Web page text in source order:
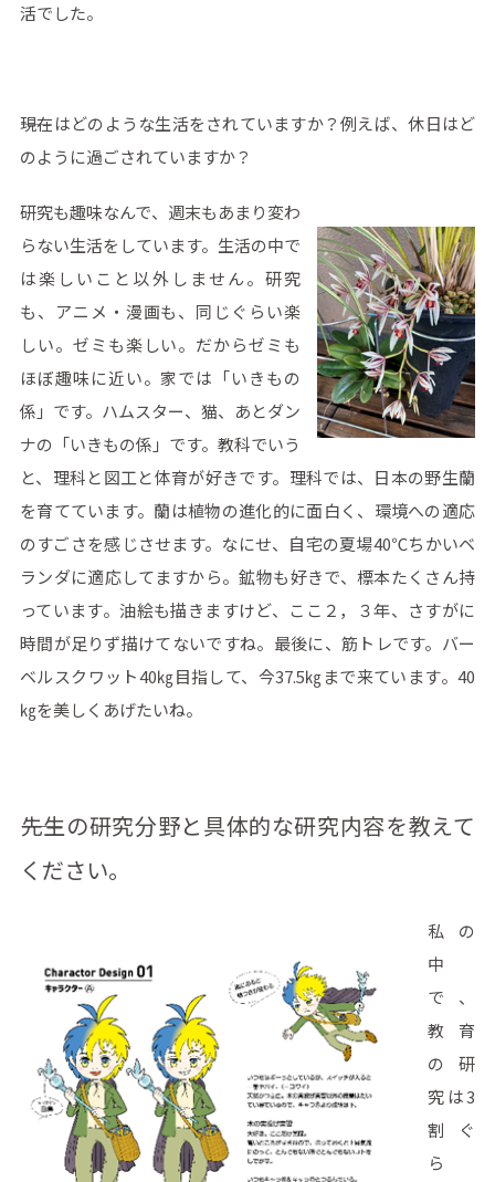
活でした。
――現在はどのような生活をされていますか？例えば、休日はど
のように過ごされていますか？
研究も趣味なんで、週末もあまり変わ
らない生活をしています。生活の中で
は楽しいこと以外しません。研究
も、アニメ・漫画も、同じぐらい楽
しい。ゼミも楽しい。だからゼミも
ほぼ趣味に近い。家では「いきもの
係」です。ハムスター、猫、あとダン
ナの「いきもの係」です。教科でいう
と、理科と図工と体育が好きです。理科では、日本の野生蘭
を育てています。蘭は植物の進化的に面白く、環境への適応
のすごさを感じさせます。なにせ、自宅の夏場40℃ちかいベ
ランダに適応してますから。鉱物も好きで、標本たくさん持
っています。油絵も描きますけど、ここ２，３年、さすがに
時間が足りず描けてないですね。最後に、筋トレです。バー
ベルスクワット40㎏目指して、今37.5㎏まで来ています。40
㎏を美しくあげたいね。
――先生の研究分野と具体的な研究内容を教えて
ください。
私の
中
で、
教育
の研
究は3
割ぐ
ら